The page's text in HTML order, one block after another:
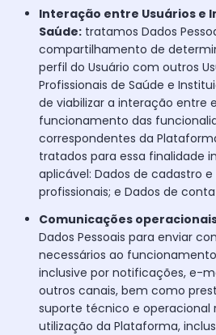
Interação entre Usuários e
Saúde: tratamos Dados
compartilhamento de
perfil do Usuário com outros
Profissionais de Saúde e
de viabilizar a interação entre
funcionamento das
correspondentes da
tratados para essa finalidade
aplicável: Dados de cadastro e
profissionais; e Dados de
Comunicações
Dados Pessoais para enviar
necessários ao
inclusive por notificações, e-
outros canais, bem como
suporte técnico e operacional
utilização da Plataforma,